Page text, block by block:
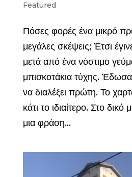
Featured
Πόσες φορές ένα μικρό
μεγάλες σκέψεις; Έτσι
μετά από ένα νόστιμο
μπισκοτάκια τύχης.
να διαλέξει πρώτη. Το
κάτι το ιδιαίτερο. Στο
μια φράση...